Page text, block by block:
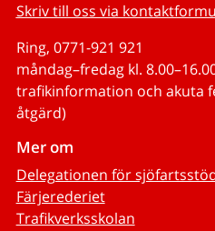
Skriv till oss via
Ring, 0771-921 921
måndag–fredag kl.
trafikinformation och akuta
åtgärd)
Mer om
Delegationen för
Färjerederiet
Trafikverksskolan